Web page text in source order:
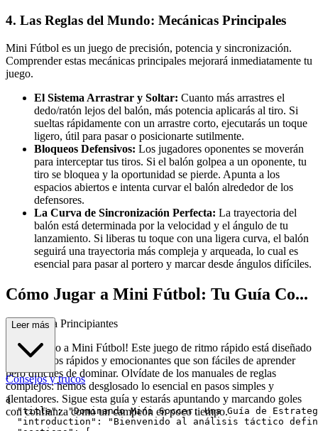
4. Las Reglas del Mundo: Mecánicas Principales
Mini Fútbol es un juego de precisión, potencia y sincronización.
Comprender estas mecánicas principales mejorará inmediatamente tu
juego.
El Sistema Arrastrar y Soltar: Cuanto más arrastres el
dedo/ratón lejos del balón, más potencia aplicarás al tiro. Si
sueltas rápidamente con un arrastre corto, ejecutarás un toque
ligero, útil para pasar o posicionarte sutilmente.
Bloqueos Defensivos: Los jugadores oponentes se moverán
para interceptar tus tiros. Si el balón golpea a un oponente, tu
tiro se bloquea y la oportunidad se pierde. Apunta a los
espacios abiertos e intenta curvar el balón alrededor de los
defensores.
La Curva de Sincronización Perfecta: La trayectoria del
balón está determinada por la velocidad y el ángulo de tu
lanzamiento. Si liberas tu toque con una ligera curva, el balón
seguirá una trayectoria más compleja y arqueada, lo cual es
esencial para pasar al portero y marcar desde ángulos difíciles.
Cómo Jugar a Mini Fútbol: Tu Guía Co...
mpleta para Principiantes
¡Bienvenido a Mini Fútbol! Este juego de ritmo rápido está diseñado
para partidos rápidos y emocionantes que son fáciles de aprender
pero difíciles de dominar. Olvídate de los manuales de reglas
complejos: hemos desglosado lo esencial en pasos simples y
alentadores. Sigue esta guía y estarás apuntando y marcando goles
con confianza como un campeón en poco tiempo.
Leer más
Consejos y trucos
{
"title": "Dominando Mini Soccer: Una Guía de
"introduction": "Bienvenido al análisis táctico